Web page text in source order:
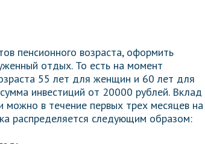
пенсионного возраста, оформить
отдых. То есть на момент
55 лет для женщин и 60 лет для
инвестиций от 20000 рублей. Вклад
в течение первых трех месяцев на
распределяется следующим образом: